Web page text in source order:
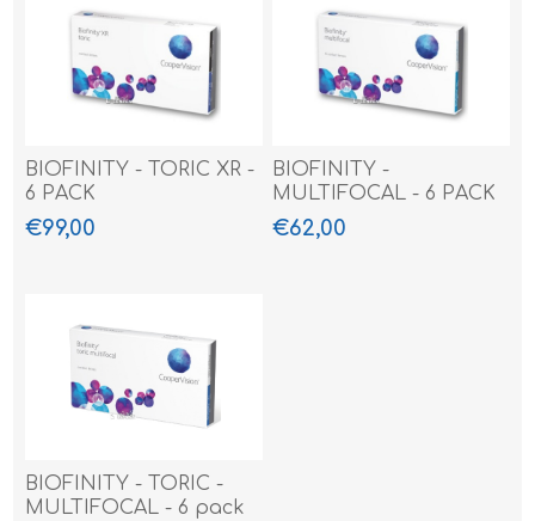
BIOFINITY - TORIC XR -
6 PACK
€99,00
BIOFINITY -
MULTIFOCAL - 6 PACK
€62,00
BIOFINITY - TORIC -
MULTIFOCAL - 6 pack